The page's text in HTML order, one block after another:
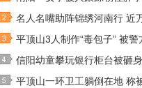
名人名嘴助阵锦绣河南行 近
平顶山3人制作“毒包子” 被警
信阳幼童攀玩银行柜台被砸
平顶山一环卫工躺倒在地 称